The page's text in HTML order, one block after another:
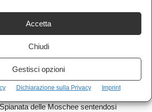
Accetta
Chiudi
Gestisci opzioni
Dichiarazione sulla Privacy Imprint
di Al-Aqsa, il terzo luogo
sequenziale:
e ci si purifica.
delle Moschee sentendosi